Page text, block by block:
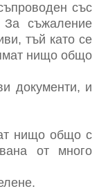
със
съжаление
тъй като се
нищо общо
документи, и
нищо общо с
от много